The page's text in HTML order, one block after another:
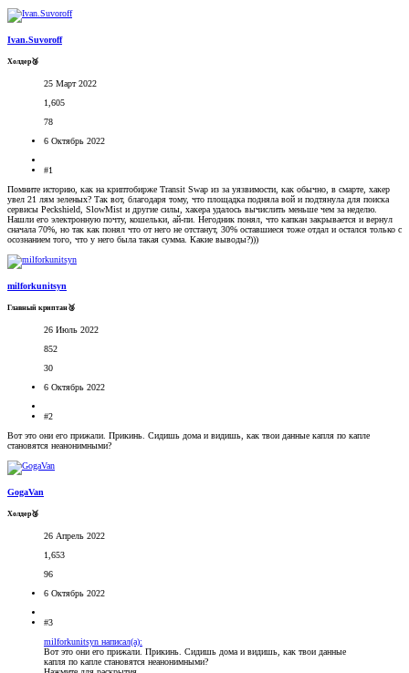
Ivan.Suvoroff
Холдер🥉
25 Март 2022
1,605
78
6 Октябрь 2022
#1
Помните историю, как на криптобирже Transit Swap из за уязвимости, как обычно, в смарте, хакер
увел 21 лям зеленых? Так вот, благодаря тому, что площадка подняла вой и подтянула для поиска
сервисы Peckshield, SlowMist и другие силы, хакера удалось вычислить меньше чем за неделю.
Нашли его электронную почту, кошельки, ай-пи. Негодник понял, что капкан закрывается и вернул
сначала 70%, но так как понял что от него не отстанут, 30% оставшиеся тоже отдал и остался только с
осознанием того, что у него была такая сумма. Какие выводы?)))
milforkunitsyn
Главный криптан🥉
26 Июль 2022
852
30
6 Октябрь 2022
#2
Вот это они его прижали. Прикинь. Сидишь дома и видишь, как твои данные капля по капле
становятся неанонимными?
GogaVan
Холдер🥉
26 Апрель 2022
1,653
96
6 Октябрь 2022
#3
milforkunitsyn написал(а):
Вот это они его прижали. Прикинь. Сидишь дома и видишь, как твои данные
капля по капле становятся неанонимными?